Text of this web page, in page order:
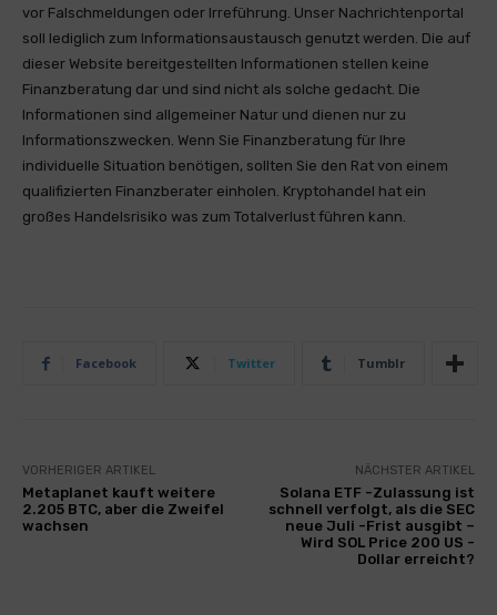
vor Falschmeldungen oder Irreführung. Unser Nachrichtenportal
soll lediglich zum Informationsaustausch genutzt werden. Die auf
dieser Website bereitgestellten Informationen stellen keine
Finanzberatung dar und sind nicht als solche gedacht. Die
Informationen sind allgemeiner Natur und dienen nur zu
Informationszwecken. Wenn Sie Finanzberatung für Ihre
individuelle Situation benötigen, sollten Sie den Rat von einem
qualifizierten Finanzberater einholen. Kryptohandel hat ein
großes Handelsrisiko was zum Totalverlust führen kann.
Facebook Twitter Tumblr
VORHERIGER ARTIKEL
Metaplanet kauft weitere
2.205 BTC, aber die Zweifel
wachsen
NÄCHSTER ARTIKEL
Solana ETF -Zulassung ist
schnell verfolgt, als die SEC
neue Juli -Frist ausgibt –
Wird SOL Price 200 US -
Dollar erreicht?